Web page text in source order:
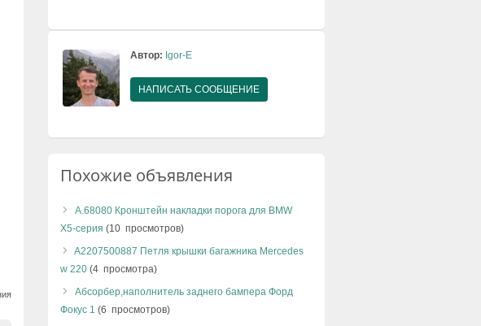
Автор: Igor-E
НАПИСАТЬ СООБЩЕНИЕ
Похожие объявления
А.68080 Кронштейн накладки порога для BMW
X5-серия (10 просмотров)
A2207500887 Петля крышки багажника Mercedes
w 220 (4 просмотра)
Абсорбер,наполнитель заднего бампера Форд
Фокус 1 (6 просмотров)